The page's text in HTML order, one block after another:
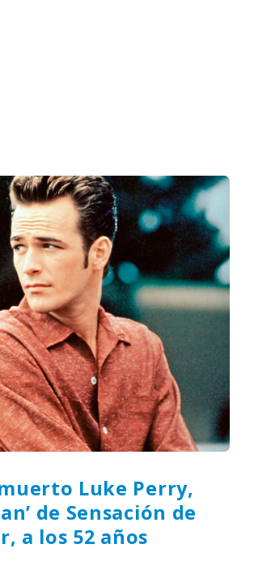
Luke Perry,
de Sensación de
a los 52 años